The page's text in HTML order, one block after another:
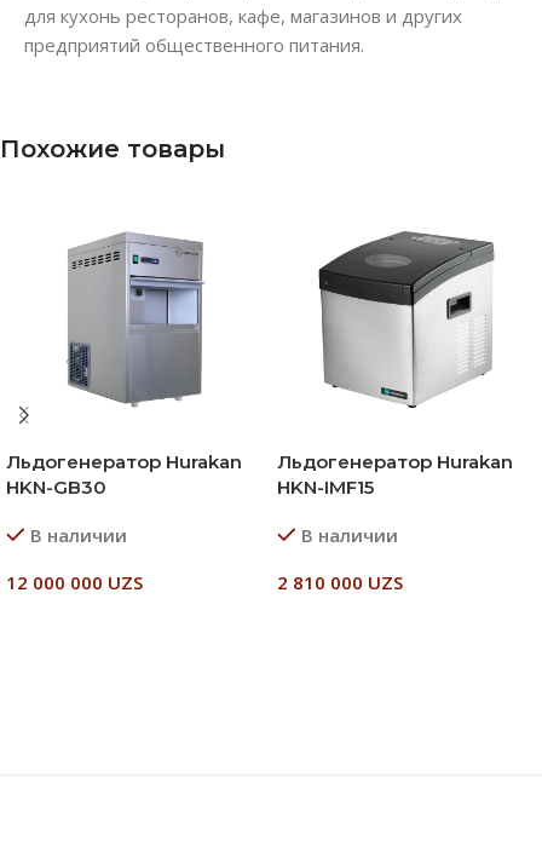
для кухонь ресторанов, кафе, магазинов и других
предприятий общественного питания.
Похожие товары
Льдогенератор Hurakan
HKN-GB30
В наличии
12 000 000 UZS
Льдогенератор Hurakan
HKN-IMF15
В наличии
2 810 000 UZS